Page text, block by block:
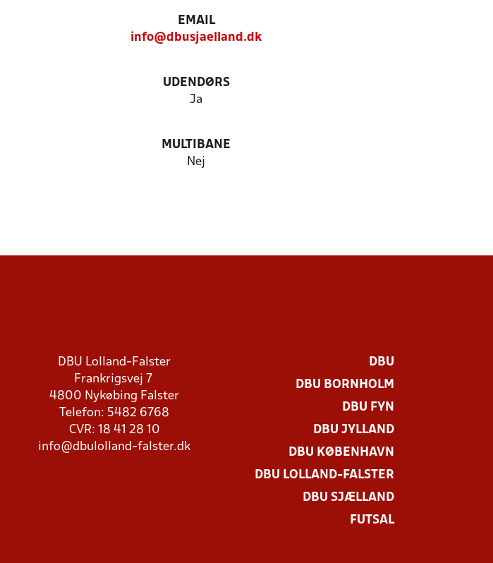
EMAIL
info@dbusjaelland.dk
UDENDØRS
Ja
MULTIBANE
Nej
DBU Lolland-Falster
Frankrigsvej 7
4800 Nykøbing Falster
Telefon: 5482 6768
CVR: 18 41 28 10
info@dbulolland-falster.dk
DBU
DBU BORNHOLM
DBU FYN
DBU JYLLAND
DBU KØBENHAVN
DBU LOLLAND-FALSTER
DBU SJÆLLAND
FUTSAL